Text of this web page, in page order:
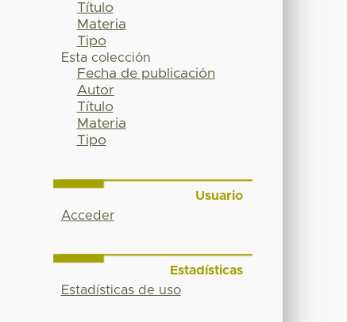
Título
Materia
Tipo
Esta colección
Fecha de publicación
Autor
Título
Materia
Tipo
Usuario
Acceder
Estadísticas
Estadísticas de uso